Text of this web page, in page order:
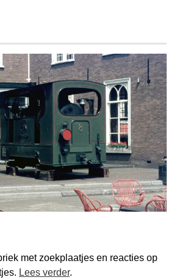
met zoekplaatjes en reacties op
Lees verder.